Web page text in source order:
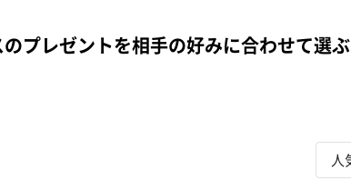
プレゼントを相手の好みに合わせて選ぶ